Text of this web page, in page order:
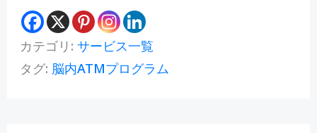
カテゴリ: サービス一覧
タグ: 脳内ATMプログラム